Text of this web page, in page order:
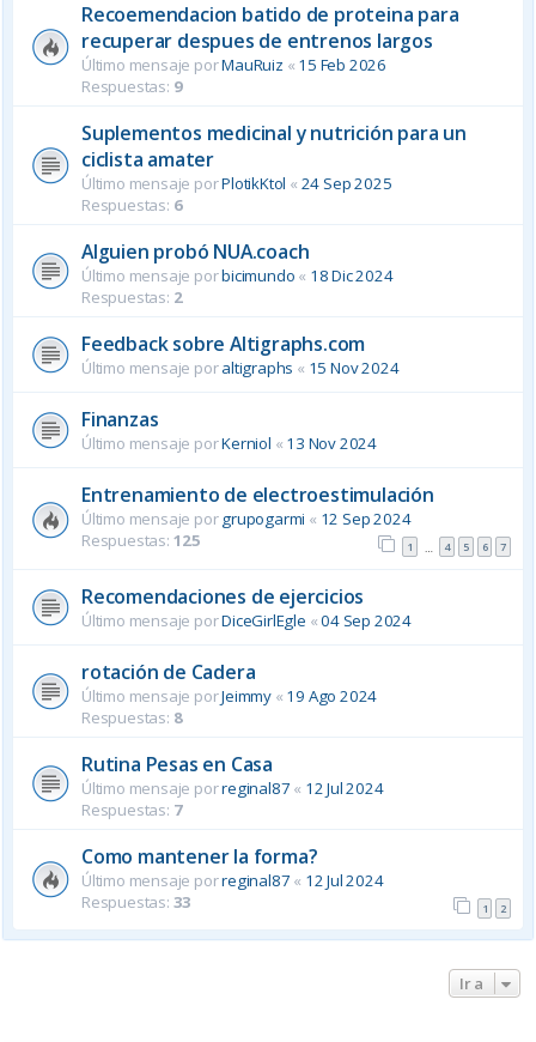
Recoemendacion batido de proteina para
recuperar despues de entrenos largos
Último mensaje porMauRuiz « 15 Feb 2026
Respuestas: 9
Suplementos medicinal y nutrición para un
ciclista amater
Último mensaje porPlotikKtol « 24 Sep 2025
Respuestas: 6
Alguien probó NUA.coach
Último mensaje porbicimundo « 18 Dic 2024
Respuestas: 2
Feedback sobre Altigraphs.com
Último mensaje poraltigraphs « 15 Nov 2024
Finanzas
Último mensaje porKerniol « 13 Nov 2024
Entrenamiento de electroestimulación
Último mensaje porgrupogarmi « 12 Sep 2024
Respuestas: 125 1 … 4 5 6 7
Recomendaciones de ejercicios
Último mensaje porDiceGirlEgle «04 Sep 2024
rotación de Cadera
Último mensaje porJeimmy « 19 Ago 2024
Respuestas: 8
Rutina Pesas en Casa
Último mensaje porreginal87 « 12 Jul 2024
Respuestas: 7
Como mantener la forma?
Último mensaje porreginal87 « 12 Jul 2024
Respuestas: 33 1 2
Ir a